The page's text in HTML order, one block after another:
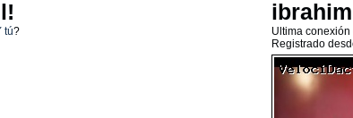
tú?
Ultima
Registrado